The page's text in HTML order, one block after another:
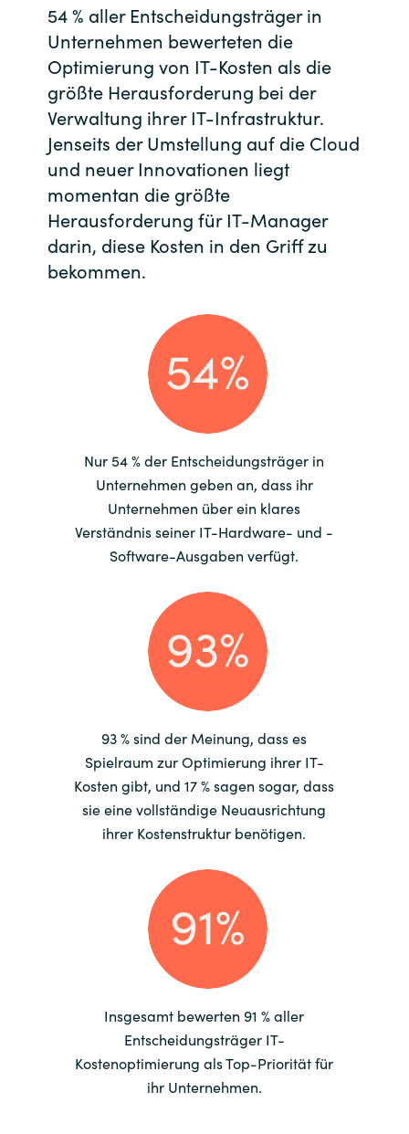
54 % aller Entscheidungsträger in
Unternehmen bewerteten die
Optimierung von IT-Kosten als die
größte Herausforderung bei der
Verwaltung ihrer IT-Infrastruktur.
Jenseits der Umstellung auf die Cloud
und neuer Innovationen liegt
momentan die größte
Herausforderung für IT-Manager
darin, diese Kosten in den Griff zu
bekommen.
Nur 54 % der Entscheidungsträger in
Unternehmen geben an, dass ihr
Unternehmen über ein klares
Verständnis seiner IT-Hardware- und -
Software-Ausgaben verfügt.
93 % sind der Meinung, dass es
Spielraum zur Optimierung ihrer IT-
Kosten gibt, und 17 % sagen sogar, dass
sie eine vollständige Neuausrichtung
ihrer Kostenstruktur benötigen.
Insgesamt bewerten 91 % aller
Entscheidungsträger IT-
Kostenoptimierung als Top-Priorität für
ihr Unternehmen.